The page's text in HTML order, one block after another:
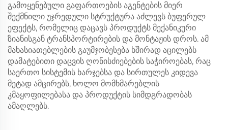
გამოყენებული გაფართოების აგენტების მიერ
შექმნილი უჯრედული სტრუქტურა აძლევს ბუფერულ
ეფექტს, რომელიც დაცავს პროდუქტს მექანიკური
ზიანისგან ტრანსპორტირების და მონტაჟის დროს. ამ
მახასიათებლების გაუმჯობესება ხშირად აცილებს
დამატებითი დაცვის ღონისძიებების საჭიროებას, რაც
საერთო სისტემის ხარჯებსა და სირთულეს კიდევა
მეტად ამცირებს, ხოლო მომხმარებლის
კმაყოფილებასა და პროდუქტის სიმდგრადობას
ამაღლებს.